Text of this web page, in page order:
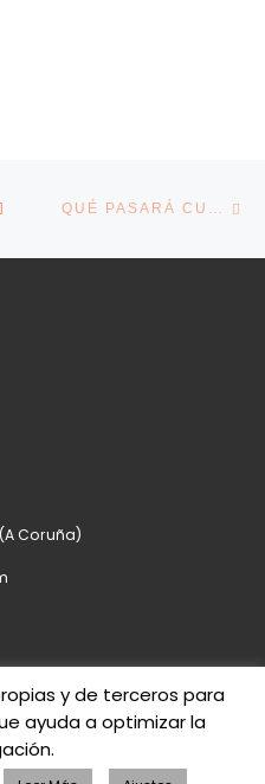
VOLVER A LA LISTA DE
Coruña)
de Culleredo
y de terceros para
ayuda a optimizar la